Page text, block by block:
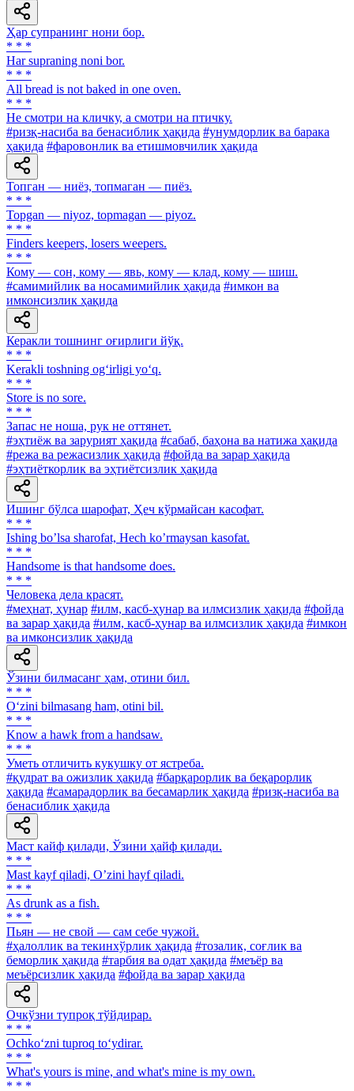
Ҳар супранинг нони бор.
* * *
Har supraning noni bor.
* * *
All bread is not baked in one oven.
* * *
He смотри на кличку, а смотри на птичку.
#ризқ-насиба ва бенасиблик ҳақида #унумдорлик ва барака
ҳақида #фаровонлик ва етишмовчилик ҳақида
Топган — ниёз, топмаган — пиёз.
* * *
Topgan — niyoz, topmagan — piyoz.
* * *
Finders keepers, losers weepers.
* * *
Кому — сон, кому — явь, кому — клад, кому — шиш.
#самимийлик ва носамимийлик ҳақида #имкон ва
имконсизлик ҳақида
Керакли тошнинг оғирлиги йўқ.
* * *
Kerakli toshning og‘irligi yo‘q.
* * *
Store is no sore.
* * *
Запас не ноша, рук не оттянет.
#эҳтиёж ва зарурият ҳақида #сабаб, баҳона ва натижа ҳақида
#режа ва режасизлик ҳақида #фойда ва зарар ҳақида
#эҳтиёткорлик ва эҳтиётсизлик ҳақида
Ишинг бўлса шарофат, Ҳеч кўрмайсан касофат.
* * *
Ishing boʼlsa sharofat, Hech koʼrmaysan kasofat.
* * *
Handsome is that handsome does.
* * *
Человека дела красят.
#меҳнат, ҳунар #илм, касб-ҳунар ва илмсизлик ҳақида #фойда
ва зарар ҳақида #илм, касб-ҳунар ва илмсизлик ҳақида #имкон
ва имконсизлик ҳақида
Ўзини билмасанг ҳам, отини бил.
* * *
O‘zini bilmasang ham, otini bil.
* * *
Know а hawk from a handsaw.
* * *
Уметь отличить кукушку от ястреба.
#қудрат ва ожизлик ҳақида #барқарорлик ва беқарорлик
ҳақида #самарадорлик ва бесамарлик ҳақида #ризқ-насиба ва
бенасиблик ҳақида
Маст кайф қилади, Ўзини ҳайф қилади.
* * *
Mast kayf qiladi, Oʼzini hayf qiladi.
* * *
As drunk as a fish.
* * *
Пьян — не свой — сам себе чужой.
#ҳалоллик ва текинхўрлик ҳақида #тозалик, соғлик ва
беморлик ҳақида #тарбия ва одат ҳақида #меъёр ва
меъёрсизлик ҳақида #фойда ва зарар ҳақида
Очкўзни тупроқ тўйдирар.
* * *
Ochko‘zni tuproq to‘ydirar.
* * *
What's yours is mine, and what's mine is my own.
* * *